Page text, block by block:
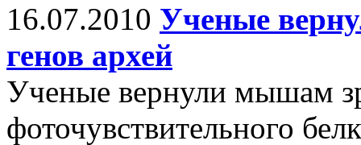
16.07.2010 Ученые
генов архей
Ученые вернули мышам
фоточувствительного